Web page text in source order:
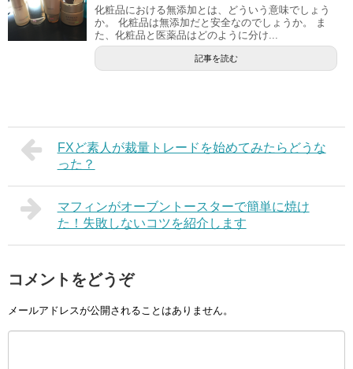
化粧品における無添加とは、どういう意味でしょう
か。 化粧品は無添加だと安全なのでしょうか。 ま
た、化粧品と医薬品はどのように分け...
記事を読む
FXど素人が裁量トレードを始めてみたらどうな
った？
マフィンがオーブントースターで簡単に焼け
た！失敗しないコツを紹介します
コメントをどうぞ
メールアドレスが公開されることはありません。